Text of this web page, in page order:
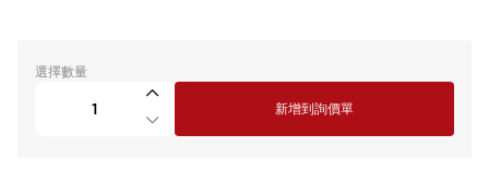
選擇數量
新增到詢價單